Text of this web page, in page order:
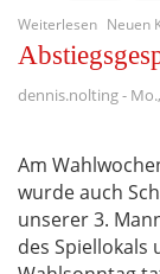
Weiterlesen über
ins
Neuen
dennis.nolting-
Am
wurde auch
unserer 3.
des Spiellokals